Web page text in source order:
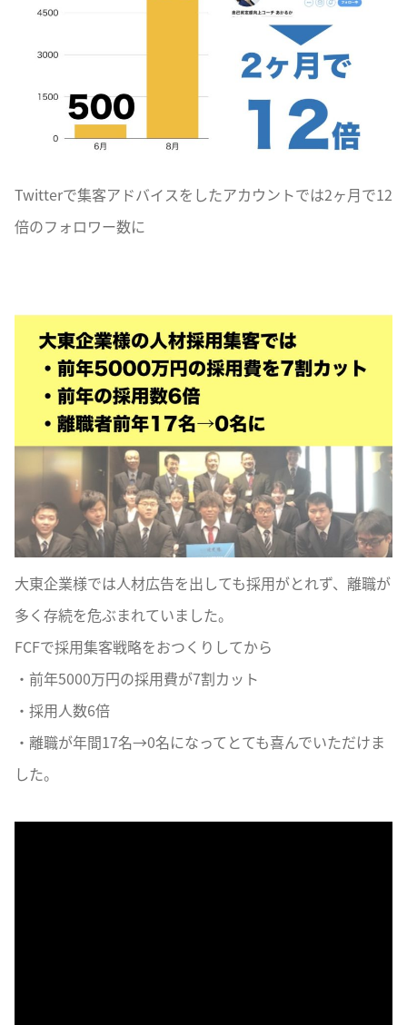
Twitterで集客アドバイスをしたアカウントでは2ヶ月で12
倍のフォロワー数に
大東企業様では人材広告を出しても採用がとれず、離職が
多く存続を危ぶまれていました。
FCFで採用集客戦略をおつくりしてから
・前年5000万円の採用費が7割カット
・採用人数6倍
・離職が年間17名→0名になってとても喜んでいただけま
した。